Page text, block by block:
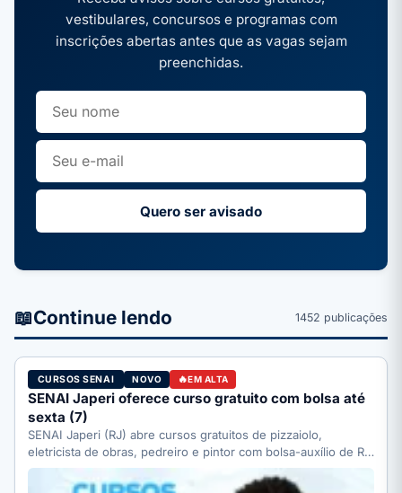
vestibulares, concursos e programas com
inscrições abertas antes que as vagas sejam
preenchidas.
Quero ser avisado
📖Continue lendo 1452 publicações
CURSOS SENAI NOVO EM ALTA
SENAI Japeri oferece curso gratuito com bolsa até
sexta (7)
SENAI Japeri (RJ) abre cursos gratuitos de pizzaiolo,
eletricista de obras, pedreiro e pintor com bolsa-auxílio de R$
…